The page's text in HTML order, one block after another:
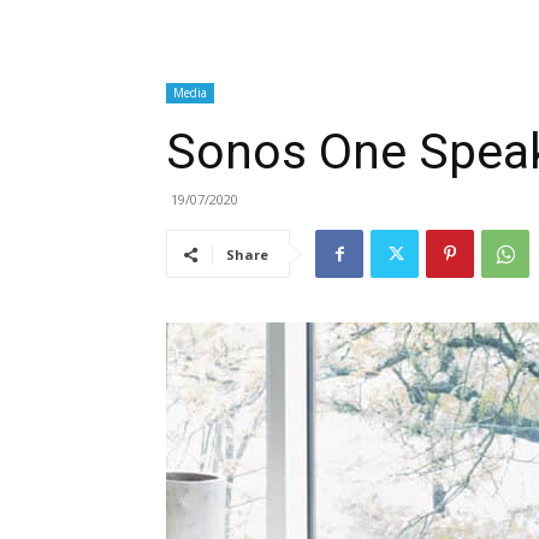
Media
Sonos One
19/07/2020
Share